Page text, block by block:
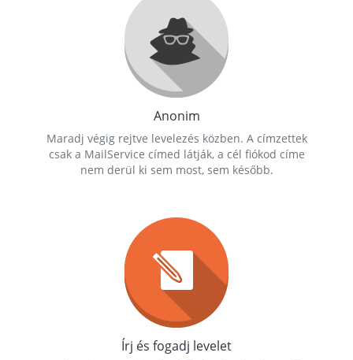
Anonim
Maradj végig rejtve levelezés közben. A címzettek
csak a MailService címed látják, a cél fiókod címe
nem derül ki sem most, sem később.
Írj és fogadj levelet